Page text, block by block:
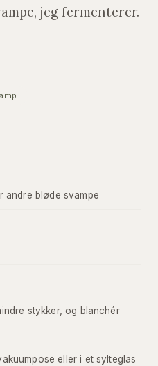
jeg fermenterer.
andre bløde svampe
stykker, og blanchér
eller i et sylteglas